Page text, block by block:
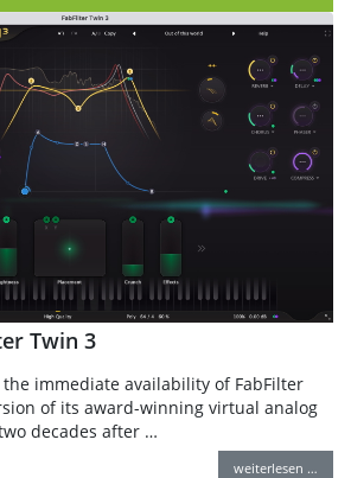
Twin 3
immediate availability of FabFilter
of its award-winning virtual analog
decades after …
weiterlesen …